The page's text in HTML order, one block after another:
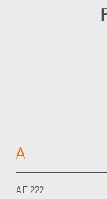
A
AF 222